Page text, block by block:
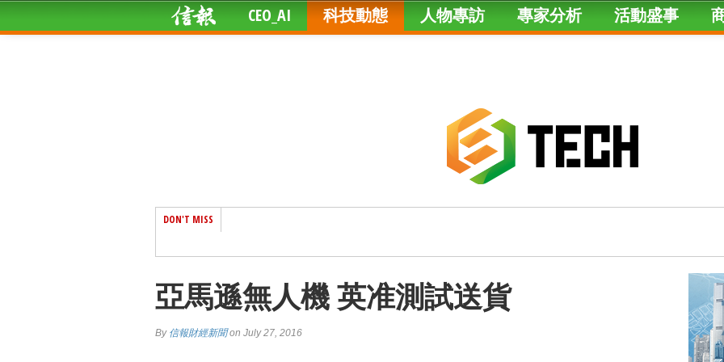
CEO_AI 科技動態 人物專訪 專家分析 活動盛事
DON'T MISS
亞馬遜無人機 英准測試送貨
By 信報財經新聞on July 27, 2016